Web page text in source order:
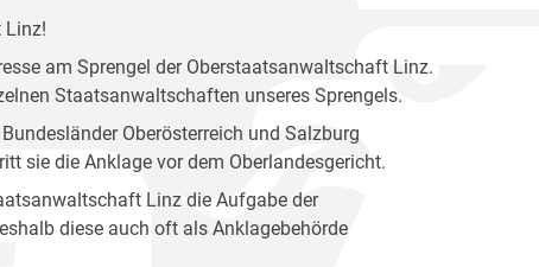
Linz!
am Sprengel der Oberstaatsanwaltschaft Linz.
Staatsanwaltschaften unseres Sprengels.
Oberösterreich und Salzburg
sie die Anklage vor dem Oberlandesgericht.
Linz die Aufgabe der
diese auch oft als Anklagebehörde